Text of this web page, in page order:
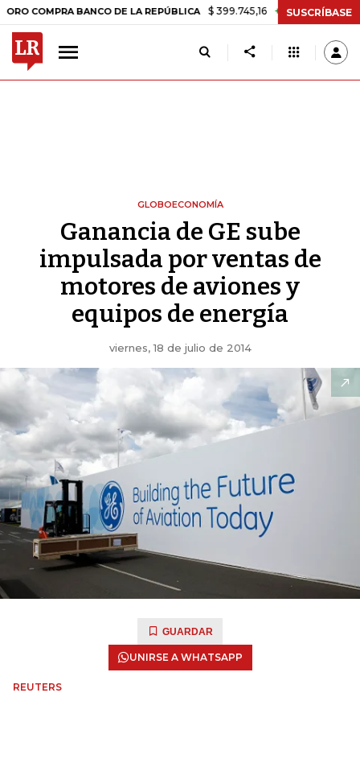
BANCO DE LA REPÚBLICA $ 399.745,16 +$ 2.295,71 +0,58%
SUSCRÍBASE
GLOBOECONOMÍA
Ganancia de GE sube
impulsada por ventas de
motores de aviones y
equipos de energía
viernes, 18 de julio de 2014
GUARDAR
UNIRSE A WHATSAPP
REUTERS